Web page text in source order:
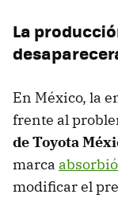
La
En México, la
frente al
de Toyota
marca
modificar el